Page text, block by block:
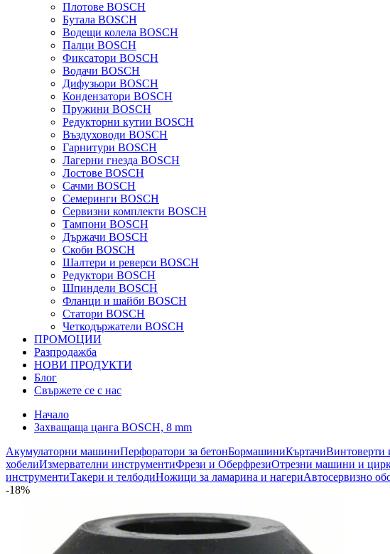
Плотове BOSCH
Бутала BOSCH
Водещи колела BOSCH
Палци BOSCH
Фиксатори BOSCH
Водачи BOSCH
Дифузьори BOSCH
Кондензатори BOSCH
Пружини BOSCH
Редукторни кутии BOSCH
Въздуховоди BOSCH
Гарнитури BOSCH
Лагерни гнезда BOSCH
Лостове BOSCH
Сачми BOSCH
Семеринги BOSCH
Сервизни комплекти BOSCH
Тампони BOSCH
Държачи BOSCH
Скоби BOSCH
Шалтери и реверси BOSCH
Редуктори BOSCH
Шпиндели BOSCH
Фланци и шайби BOSCH
Статори BOSCH
Четкодържатели BOSCH
ПРОМОЦИИ
Разпродажба
НОВИ ПРОДУКТИ
Блог
Свържете се с нас
Начало
Захващаща цанга BOSCH, 8 mm
Акумулаторни машиниПерфоратори за бетонБормашиниКъртачиВинтоверти
хобелиИзмервателни инструментиФрези и ОберфрезиОтрезни машини и
инструментиТакери и телбодиНожици за ламарина и нагериАвтосервизно
-18%